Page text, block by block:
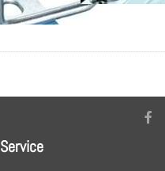
Service